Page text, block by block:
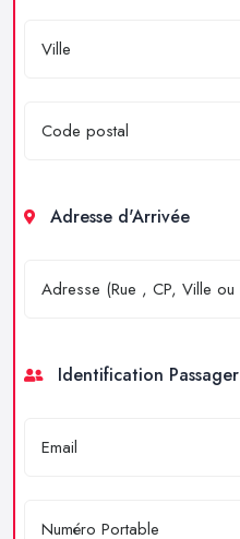
Adresse d'Arrivée
Identification Passager